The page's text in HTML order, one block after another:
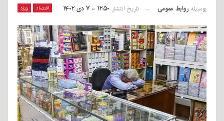
اقتصاد ویژه بوسیله روابط عمومی تاریخ انتشار ۱۲:۵۰ - ۷ دی ۱۴۰۲